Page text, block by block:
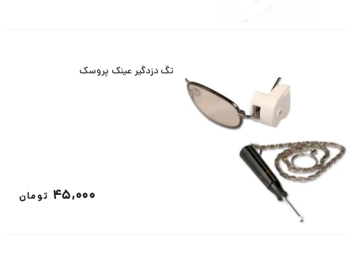
تگ دزدگیر عینک پروسک
45,000 تومان